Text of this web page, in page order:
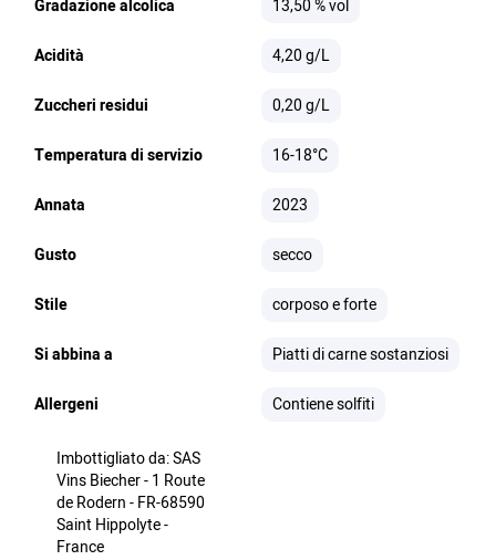
Gradazione alcolica 13,50 % vol
Acidità 4,20 g/L
Zuccheri residui 0,20 g/L
Temperatura di servizio 16-18°C
Annata 2023
Gusto secco
Stile corposo e forte
Si abbina a Piatti di carne sostanziosi
Allergeni Contiene solfiti
Imbottigliato da: SAS
Vins Biecher - 1 Route
de Rodern - FR-68590
Saint Hippolyte -
France